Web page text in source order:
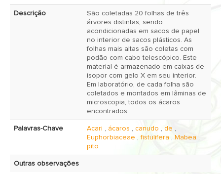
Estatísticas
Descrição
São coletadas 20 folhas de três
árvores distintas, sendo
acondicionadas em sacos de papel
no interior de sacos plásticos. As
folhas mais altas são coletas com
podão com cabo telescópico. Este
material é armazenado em caixas de
isopor com gelo X em seu interior.
Em laboratório, de cada folha são
coletados e montados em lâminas de
microscopia, todos os ácaros
encontrados.
Palavras-Chave Acari , ácaros , canudo , de ,
Euphorbiaceae ,fistulifera , Mabea ,
pito
Outras observações